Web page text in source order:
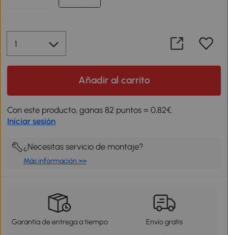
Añadir al carrito
Con este producto, ganas 82 puntos = 0,82€.
Iniciar sesión
¿Necesitas servicio de montaje?
Más información >>
Garantía de entrega a tiempo Envío gratis